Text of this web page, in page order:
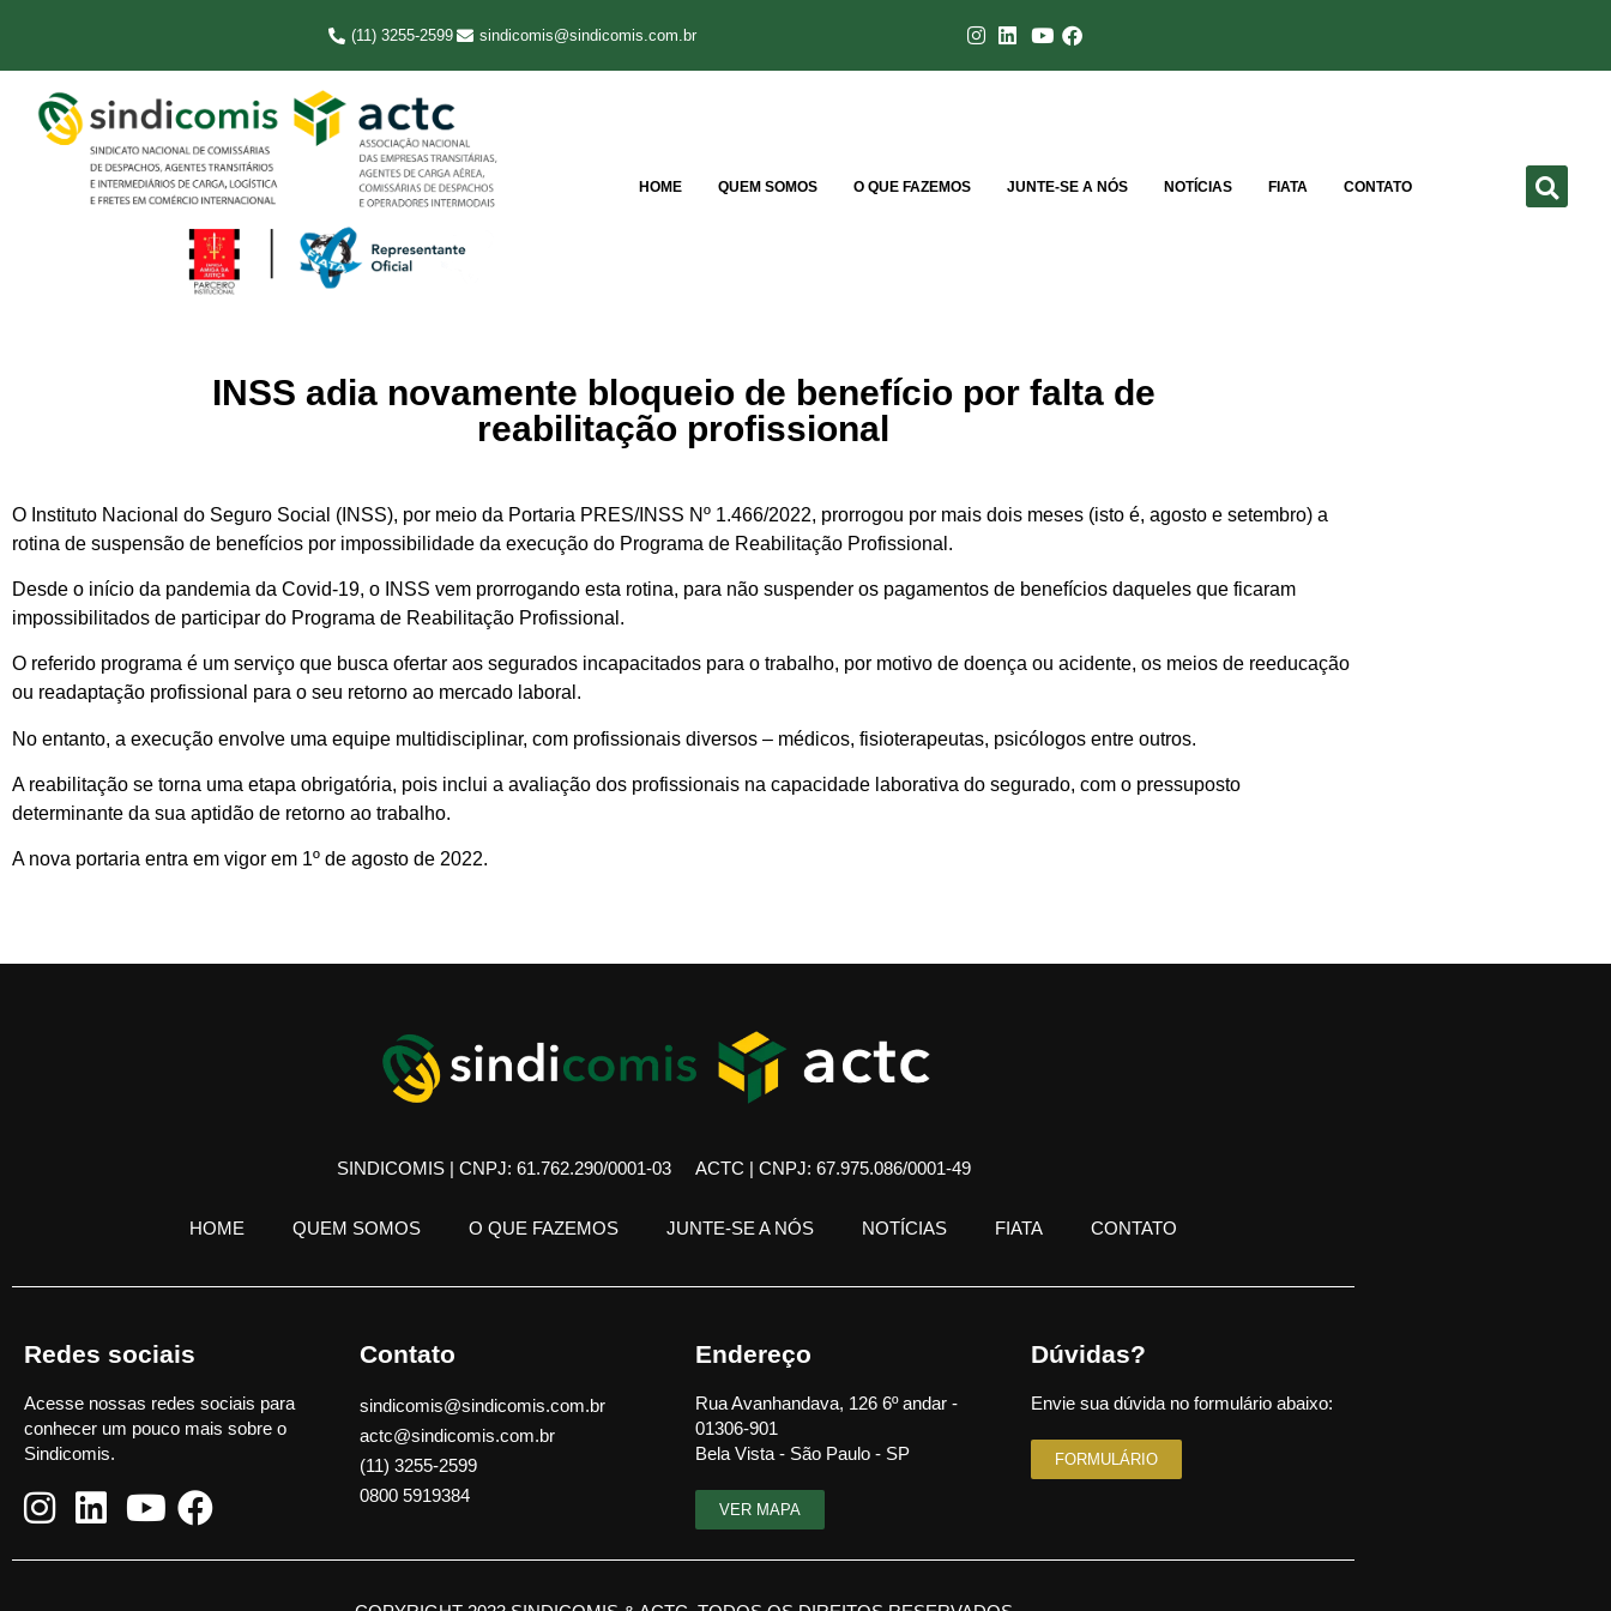
(11) 3255-2599 sindicomis@sindicomis.com.br
HOME QUEM SOMOS O QUE FAZEMOS JUNTE-SE A NÓS NOTÍCIAS FIATA CONTATO
INSS adia novamente bloqueio de benefício por falta de
reabilitação profissional
O Instituto Nacional do Seguro Social (INSS), por meio da Portaria PRES/INSS Nº 1.466/2022, prorrogou por mais dois meses (isto é, agosto e setembro) a
rotina de suspensão de benefícios por impossibilidade da execução do Programa de Reabilitação Profissional.
Desde o início da pandemia da Covid-19, o INSS vem prorrogando esta rotina, para não suspender os pagamentos de benefícios daqueles que ficaram
impossibilitados de participar do Programa de Reabilitação Profissional.
O referido programa é um serviço que busca ofertar aos segurados incapacitados para o trabalho, por motivo de doença ou acidente, os meios de reeducação
ou readaptação profissional para o seu retorno ao mercado laboral.
No entanto, a execução envolve uma equipe multidisciplinar, com profissionais diversos – médicos, fisioterapeutas, psicólogos entre outros.
A reabilitação se torna uma etapa obrigatória, pois inclui a avaliação dos profissionais na capacidade laborativa do segurado, com o pressuposto
determinante da sua aptidão de retorno ao trabalho.
A nova portaria entra em vigor em 1º de agosto de 2022.
SINDICOMIS | CNPJ: 61.762.290/0001-03 ACTC | CNPJ: 67.975.086/0001-49
HOME QUEM SOMOS O QUE FAZEMOS JUNTE-SE A NÓS NOTÍCIAS FIATA CONTATO
Redes sociais
Acesse nossas redes sociais para
conhecer um pouco mais sobre o
Sindicomis.
Contato
sindicomis@sindicomis.com.br
actc@sindicomis.com.br
(11) 3255-2599
0800 5919384
Endereço
Rua Avanhandava, 126 6º andar -
01306-901
Bela Vista - São Paulo - SP
VER MAPA
Dúvidas?
Envie sua dúvida no formulário abaixo:
FORMULÁRIO